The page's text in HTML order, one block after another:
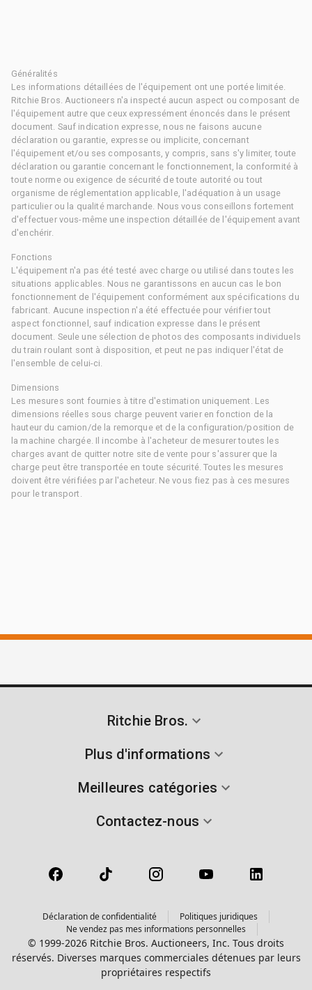
Généralités
Les informations détaillées de l'équipement ont une portée limitée.
Ritchie Bros. Auctioneers n'a inspecté aucun aspect ou composant de
l'équipement autre que ceux expressément énoncés dans le présent
document. Sauf indication expresse, nous ne faisons aucune
déclaration ou garantie, expresse ou implicite, concernant
l'équipement et/ou ses composants, y compris, sans s'y limiter, toute
déclaration ou garantie concernant le fonctionnement, la conformité à
toute norme ou exigence de sécurité de toute autorité ou tout
organisme de réglementation applicable, l'adéquation à un usage
particulier ou la qualité marchande. Nous vous conseillons fortement
d'effectuer vous-même une inspection détaillée de l'équipement avant
d'enchérir.
Fonctions
L'équipement n'a pas été testé avec charge ou utilisé dans toutes les
situations applicables. Nous ne garantissons en aucun cas le bon
fonctionnement de l'équipement conformément aux spécifications du
fabricant. Aucune inspection n'a été effectuée pour vérifier tout
aspect fonctionnel, sauf indication expresse dans le présent
document. Seule une sélection de photos des composants individuels
du train roulant sont à disposition, et peut ne pas indiquer l'état de
l'ensemble de celui-ci.
Dimensions
Les mesures sont fournies à titre d'estimation uniquement. Les
dimensions réelles sous charge peuvent varier en fonction de la
hauteur du camion/de la remorque et de la configuration/position de
la machine chargée. Il incombe à l'acheteur de mesurer toutes les
charges avant de quitter notre site de vente pour s'assurer que la
charge peut être transportée en toute sécurité. Toutes les mesures
doivent être vérifiées par l'acheteur. Ne vous fiez pas à ces mesures
pour le transport.
Ritchie Bros.
Plus d'informations
Meilleures catégories
Contactez-nous
Déclaration de confidentialité
Politiques juridiques
Ne vendez pas mes informations personnelles
© 1999-2026 Ritchie Bros. Auctioneers, Inc. Tous droits
réservés. Diverses marques commerciales détenues par leurs
propriétaires respectifs